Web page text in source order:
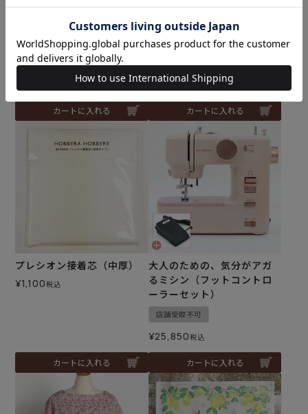
入荷しました♪
刺し子 あじさい刺し
メール便6個まで可
和泉木綿(さらし)使用
カートに入れる
308
カートに入れる
プレシオン接着芯（中厚）
¥1,100税込
カートに入れる
大人のための、気分がアガ
るミシン（フットコントロ
ーラーセット）
店舗受取不可
¥25,850税込
カートに入れる